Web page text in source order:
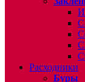
С
С
Расходники
Буры